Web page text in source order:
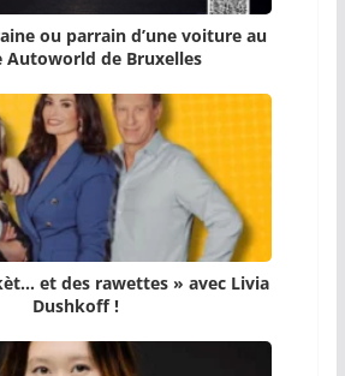
ou parrain d’une voiture au
Autoworld de Bruxelles
et des rawettes » avec Livia
Dushkoff !